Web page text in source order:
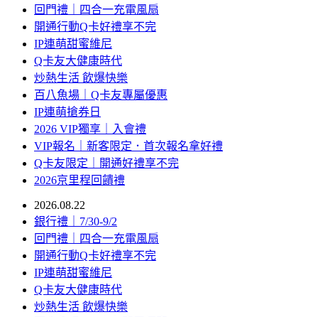
回門禮｜四合一充電風扇
開通行動Q卡好禮享不完
IP連萌甜蜜維尼
Q卡友大健康時代
炒熱生活 飲爆快樂
百八魚場｜Q卡友專屬優惠
IP連萌搶券日
2026 VIP獨享｜入會禮
VIP報名｜新客限定．首次報名拿好禮
Q卡友限定｜開通好禮享不完
2026京里程回饋禮
2026.08.22
銀行禮｜7/30-9/2
回門禮｜四合一充電風扇
開通行動Q卡好禮享不完
IP連萌甜蜜維尼
Q卡友大健康時代
炒熱生活 飲爆快樂